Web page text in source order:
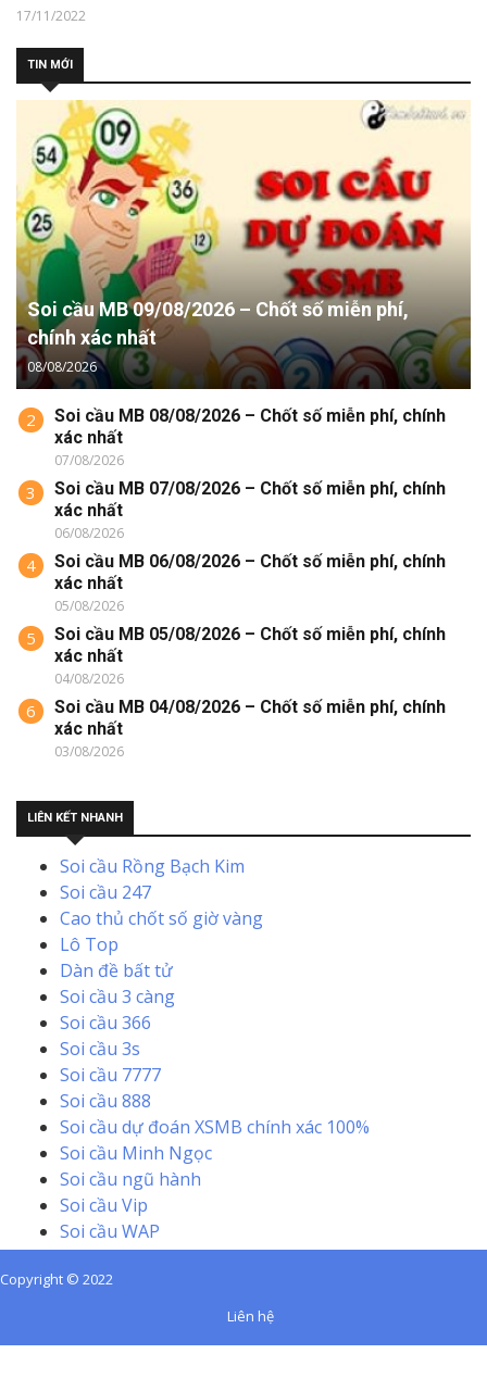
17/11/2022
TIN MỚI
Soi cầu MB 09/08/2026 – Chốt số miễn phí,
chính xác nhất
08/08/2026
2
Soi cầu MB 08/08/2026 – Chốt số miễn phí, chính
xác nhất
07/08/2026
3
Soi cầu MB 07/08/2026 – Chốt số miễn phí, chính
xác nhất
06/08/2026
4
Soi cầu MB 06/08/2026 – Chốt số miễn phí, chính
xác nhất
05/08/2026
5
Soi cầu MB 05/08/2026 – Chốt số miễn phí, chính
xác nhất
04/08/2026
6
Soi cầu MB 04/08/2026 – Chốt số miễn phí, chính
xác nhất
03/08/2026
LIÊN KẾT NHANH
Soi cầu Rồng Bạch Kim
Soi cầu 247
Cao thủ chốt số giờ vàng
Lô Top
Dàn đề bất tử
Soi cầu 3 càng
Soi cầu 366
Soi cầu 3s
Soi cầu 7777
Soi cầu 888
Soi cầu dự đoán XSMB chính xác 100%
Soi cầu Minh Ngọc
Soi cầu ngũ hành
Soi cầu Vip
Soi cầu WAP
Copyright © 2022
Liên hệ